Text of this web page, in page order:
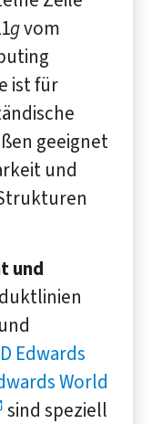
gvom
ist für
geeignet
und
und
und
Edwards
World
sind speziell